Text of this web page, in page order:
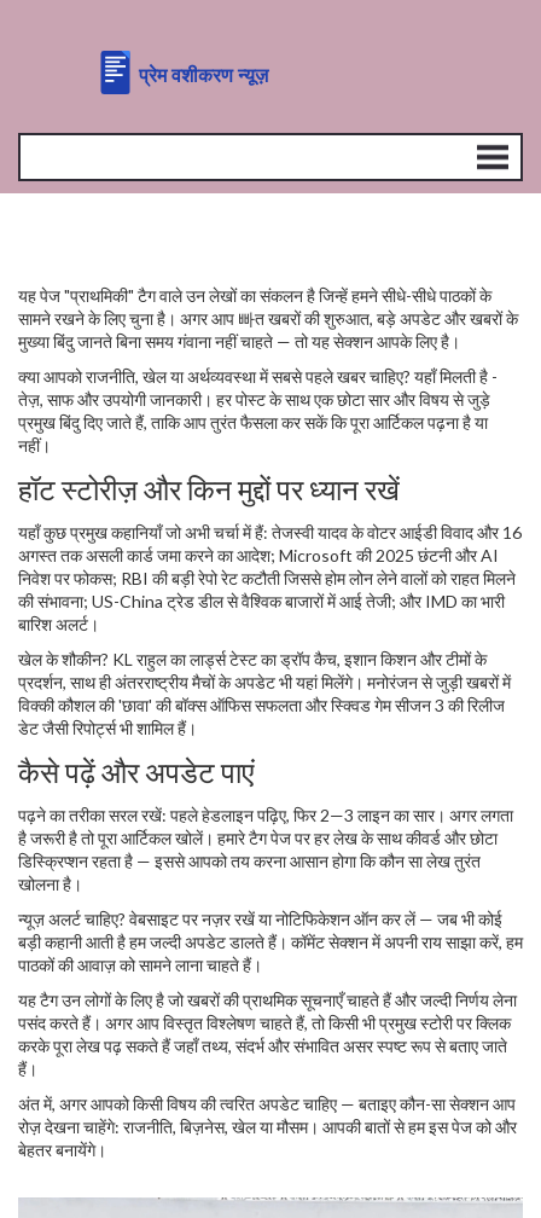
यह पेज "प्राथमिकी" टैग वाले उन लेखों का संकलन है जिन्हें हमने सीधे-सीधे पाठकों के
सामने रखने के लिए चुना है। अगर आप 빠त खबरों की शुरुआत, बड़े अपडेट और खबरों के
मुख्या बिंदु जानते बिना समय गंवाना नहीं चाहते — तो यह सेक्शन आपके लिए है।
क्या आपको राजनीति, खेल या अर्थव्यवस्था में सबसे पहले खबर चाहिए? यहाँ मिलती है -
तेज़, साफ और उपयोगी जानकारी। हर पोस्ट के साथ एक छोटा सार और विषय से जुड़े
प्रमुख बिंदु दिए जाते हैं, ताकि आप तुरंत फैसला कर सकें कि पूरा आर्टिकल पढ़ना है या
नहीं।
हॉट स्टोरीज़ और किन मुद्दों पर ध्यान रखें
यहाँ कुछ प्रमुख कहानियाँ जो अभी चर्चा में हैं: तेजस्वी यादव के वोटर आईडी विवाद और 16
अगस्त तक असली कार्ड जमा करने का आदेश; Microsoft की 2025 छंटनी और AI
निवेश पर फोकस; RBI की बड़ी रेपो रेट कटौती जिससे होम लोन लेने वालों को राहत मिलने
की संभावना; US-China ट्रेड डील से वैश्विक बाजारों में आई तेजी; और IMD का भारी
बारिश अलर्ट।
खेल के शौकीन? KL राहुल का लार्ड्स टेस्ट का ड्रॉप कैच, इशान किशन और टीमों के
प्रदर्शन, साथ ही अंतरराष्ट्रीय मैचों के अपडेट भी यहां मिलेंगे। मनोरंजन से जुड़ी खबरों में
विक्की कौशल की 'छावा' की बॉक्स ऑफिस सफलता और स्क्विड गेम सीजन 3 की रिलीज
डेट जैसी रिपोर्ट्स भी शामिल हैं।
कैसे पढ़ें और अपडेट पाएं
पढ़ने का तरीका सरल रखें: पहले हेडलाइन पढ़िए, फिर 2—3 लाइन का सार। अगर लगता
है जरूरी है तो पूरा आर्टिकल खोलें। हमारे टैग पेज पर हर लेख के साथ कीवर्ड और छोटा
डिस्क्रिप्शन रहता है — इससे आपको तय करना आसान होगा कि कौन सा लेख तुरंत
खोलना है।
न्यूज़ अलर्ट चाहिए? वेबसाइट पर नज़र रखें या नोटिफिकेशन ऑन कर लें — जब भी कोई
बड़ी कहानी आती है हम जल्दी अपडेट डालते हैं। कॉमेंट सेक्शन में अपनी राय साझा करें, हम
पाठकों की आवाज़ को सामने लाना चाहते हैं।
यह टैग उन लोगों के लिए है जो खबरों की प्राथमिक सूचनाएँ चाहते हैं और जल्दी निर्णय लेना
पसंद करते हैं। अगर आप विस्तृत विश्लेषण चाहते हैं, तो किसी भी प्रमुख स्टोरी पर क्लिक
करके पूरा लेख पढ़ सकते हैं जहाँ तथ्य, संदर्भ और संभावित असर स्पष्ट रूप से बताए जाते
हैं।
अंत में, अगर आपको किसी विषय की त्वरित अपडेट चाहिए — बताइए कौन-सा सेक्शन आप
रोज़ देखना चाहेंगे: राजनीति, बिज़नेस, खेल या मौसम। आपकी बातों से हम इस पेज को और
बेहतर बनायेंगे।